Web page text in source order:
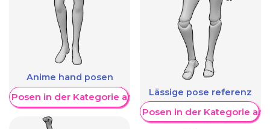
Anime hand posen
Posen in der Kategorie anzeigenLässige pose referenz
Weitere Posen in der Kategorie